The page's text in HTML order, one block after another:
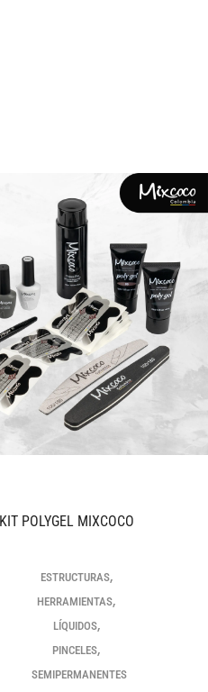
KIT POLYGEL MIXCOCO
ESTRUCTURAS,
HERRAMIENTAS,
LÍQUIDOS,
PINCELES,
SEMIPERMANENTES